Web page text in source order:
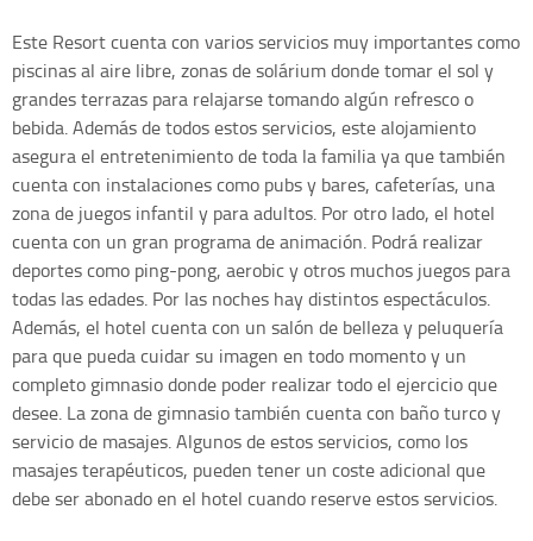
Este Resort cuenta con varios servicios muy importantes como
piscinas al aire libre, zonas de solárium donde tomar el sol y
grandes terrazas para relajarse tomando algún refresco o
bebida. Además de todos estos servicios, este alojamiento
asegura el entretenimiento de toda la familia ya que también
cuenta con instalaciones como pubs y bares, cafeterías, una
zona de juegos infantil y para adultos. Por otro lado, el hotel
cuenta con un gran programa de animación. Podrá realizar
deportes como ping-pong, aerobic y otros muchos juegos para
todas las edades. Por las noches hay distintos espectáculos.
Además, el hotel cuenta con un salón de belleza y peluquería
para que pueda cuidar su imagen en todo momento y un
completo gimnasio donde poder realizar todo el ejercicio que
desee. La zona de gimnasio también cuenta con baño turco y
servicio de masajes. Algunos de estos servicios, como los
masajes terapéuticos, pueden tener un coste adicional que
debe ser abonado en el hotel cuando reserve estos servicios.